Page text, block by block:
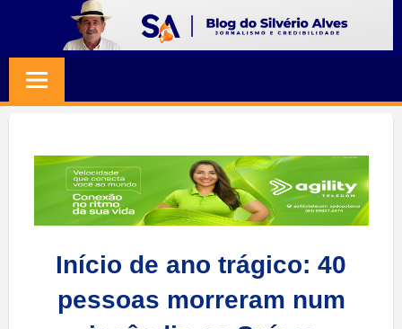
content
SILVERIO
ALVES
Jornalismo
Credibilidade
Início de ano trágico: 40
pessoas morreram num